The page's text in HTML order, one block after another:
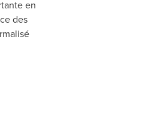
en
des